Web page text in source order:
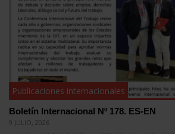
Publicaciones internacionales
Boletín Internacional Nº 178. ES-EN
9 JULIO, 2026